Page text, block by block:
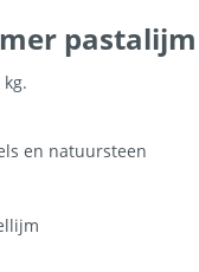
pastalijm
en natuursteen